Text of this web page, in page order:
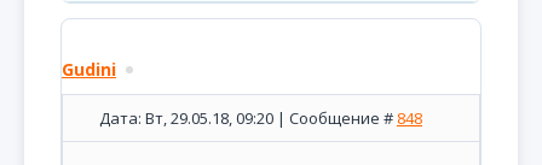
Gudini
Дата: Вт, 29.05.18, 09:20 | Сообщение # 848